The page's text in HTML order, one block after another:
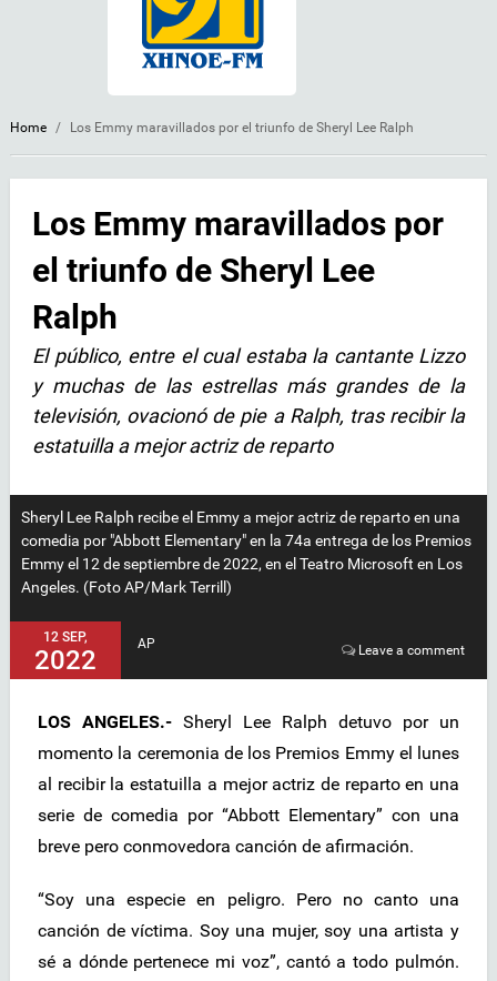
Home / Los Emmy maravillados por el triunfo de Sheryl Lee Ralph
Los Emmy maravillados por
el triunfo de Sheryl Lee
Ralph
El público, entre el cual estaba la cantante Lizzo
y muchas de las estrellas más grandes de la
televisión, ovacionó de pie a Ralph, tras recibir la
estatuilla a mejor actriz de reparto
Sheryl Lee Ralph recibe el Emmy a mejor actriz de reparto en una
comedia por "Abbott Elementary" en la 74a entrega de los Premios
Emmy el 12 de septiembre de 2022, en el Teatro Microsoft en Los
Angeles. (Foto AP/Mark Terrill)
12 SEP,
2022
AP Leave a comment
LOS ANGELES.- Sheryl Lee Ralph detuvo por un
momento la ceremonia de los Premios Emmy el lunes
al recibir la estatuilla a mejor actriz de reparto en una
serie de comedia por “Abbott Elementary” con una
breve pero conmovedora canción de afirmación.
“Soy una especie en peligro. Pero no canto una
canción de víctima. Soy una mujer, soy una artista y
sé a dónde pertenece mi voz”, cantó a todo pulmón.